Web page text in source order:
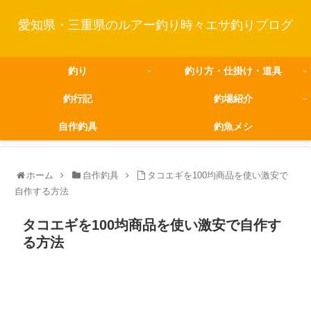
愛知県・三重県のルアー釣り時々エサ釣りブログ
釣り 釣り方・仕掛け・道具
釣行記 釣場紹介
自作釣具 釣魚メシ
ホーム 自作釣具
タコエギを100均商品を使い激安で
自作する方法
タコエギを100均商品を使い激安で自作す
る方法